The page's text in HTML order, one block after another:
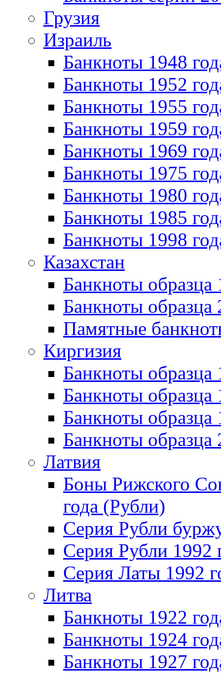
Грузия
Израиль
Банкноты 1948
Банкноты 1952
Банкноты 1955
Банкноты 1959
Банкноты 1969
Банкноты 1975
Банкноты 1980
Банкноты 1985
Банкноты 1998
Казахстан
Банкноты
Банкноты образца
Памятные
Киргизия
Банкноты образца
Банкноты образца
Банкноты
Банкноты
Латвия
Боны Рижского
года (Рубли)
Серия Рубли
Серия Рубли 1992
Серия Латы 1992
Литва
Банкноты 1922
Банкноты 1924
Банкноты 1927